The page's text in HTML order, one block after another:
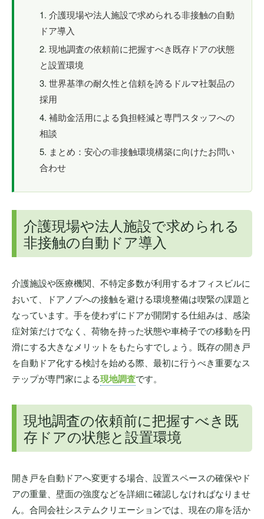
介護現場や法人施設で求められる非接触の自動
ドア導入
現地調査の依頼前に把握すべき既存ドアの状態
と設置環境
世界基準の耐久性と信頼を誇るドルマ社製品の
採用
補助金活用による負担軽減と専門スタッフへの
相談
まとめ：安心の非接触環境構築に向けたお問い
合わせ
介護現場や法人施設で求められる
非接触の自動ドア導入
介護施設や医療機関、不特定多数が利用するオフィスビルに
おいて、ドアノブへの接触を避ける環境整備は喫緊の課題と
なっています。手を使わずにドアが開閉する仕組みは、感染
症対策だけでなく、荷物を持った状態や車椅子での移動を円
滑にする大きなメリットをもたらすでしょう。既存の開き戸
を自動ドア化する検討を始める際、最初に行うべき重要なス
テップが専門家による現地調査です。
現地調査の依頼前に把握すべき既
存ドアの状態と設置環境
開き戸を自動ドアへ変更する場合、設置スペースの確保やド
アの重量、壁面の強度などを詳細に確認しなければなりませ
ん。合同会社システムクリエーションでは、現在の扉を活か